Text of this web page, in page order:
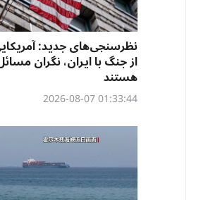
نظرسنجی‌‌های جدید:
از جنگ با ایران، نگران
هستند
01:33:44 2026-08-07